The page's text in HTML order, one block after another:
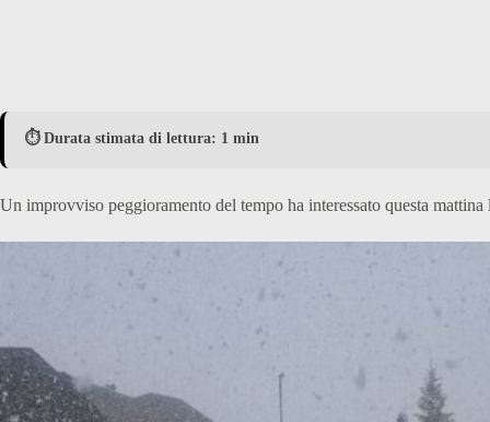
⏱️ Durata stimata di lettura: 1 min
Un improvviso peggioramento del tempo ha interessato questa